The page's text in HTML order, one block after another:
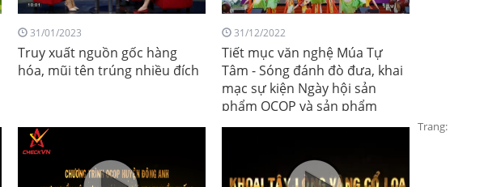
31/01/2023
Truy xuất nguồn gốc hàng
hóa, mũi tên trúng nhiều đích
31/12/2022
Tiết mục văn nghệ Múa Tự
Tâm - Sóng đánh đò đưa, khai
mạc sự kiện Ngày hội sản
phẩm OCOP và sản phẩm
truyền thống huyện Đông Anh
múa lớp 10A3, trường PTTH Cổ
Loa, Đông Anh, Hà Nội
Trang: